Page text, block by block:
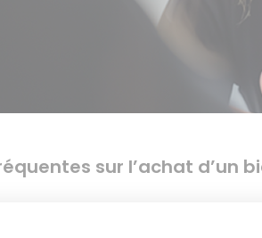
sur l’achat d’un